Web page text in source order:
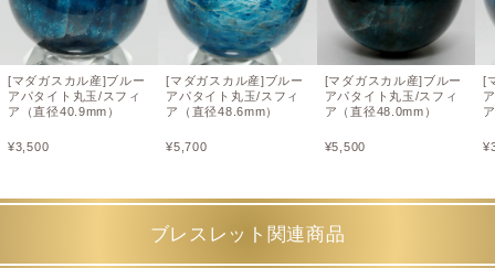
[マダガスカル産]ブルー
アパタイト丸玉/スフィ
ア（直径40.9mm）
¥3,500
[マダガスカル産]ブルー
アパタイト丸玉/スフィ
ア（直径48.6mm）
¥5,700
[マダガスカル産]ブルー
アパタイト丸玉/スフィ
ア（直径48.0mm）
¥5,500
[
¥
ブレスレット関連商品